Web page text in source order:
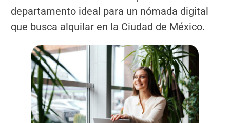
departamento ideal para un nómada digital
que busca alquilar en la Ciudad de México.